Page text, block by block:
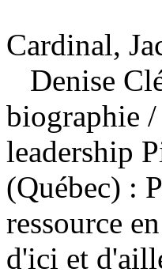
Cardinal,
Denise
biographie
leadership
(Québec) :
ressource
d'ici et